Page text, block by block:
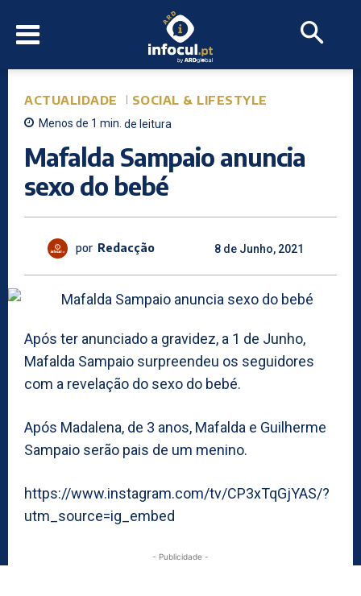
ACTUALIDADE SOCIAL & LIFESTYLE
Menos de 1 min. de leitura
Mafalda Sampaio anuncia
sexo do bebé
por Redacção 8 de Junho, 2021
Após ter anunciado a gravidez, a 1 de Junho,
Mafalda Sampaio surpreendeu os seguidores
com a revelação do sexo do bebé.
Após Madalena, de 3 anos, Mafalda e Guilherme
Sampaio serão pais de um menino.
https://www.instagram.com/tv/CP3xTqGjYAS/?
utm_source=ig_embed
- Publicidade -